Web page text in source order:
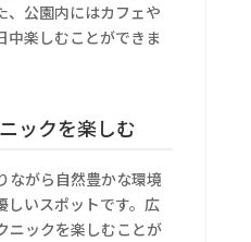
、公園内にはカフェや
中楽しむことができま
ックを楽しむ
ながら自然豊かな環境
しいスポットです。広
ニックを楽しむことが